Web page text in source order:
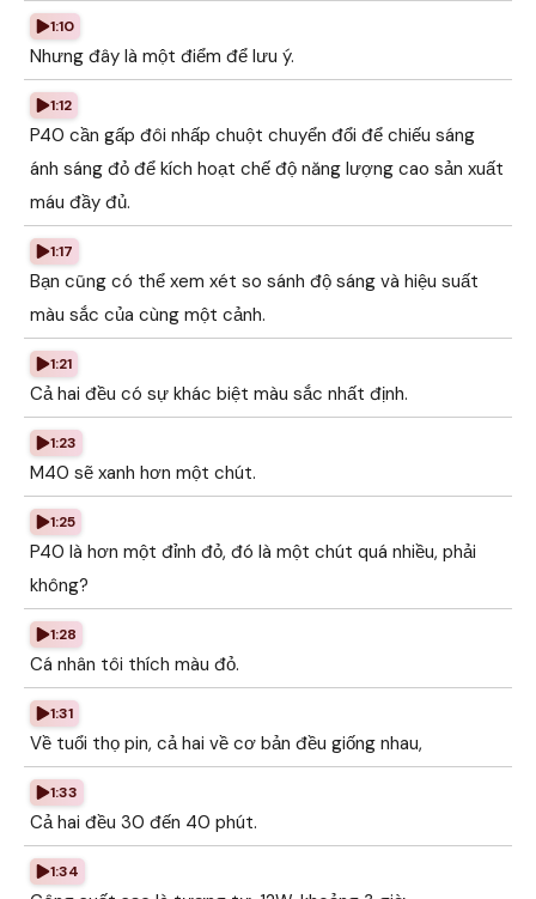
1:10
Nhưng đây là một điểm để lưu ý.
1:12
P40 cần gấp đôi nhấp chuột chuyển đổi để chiếu sáng
ánh sáng đỏ để kích hoạt chế độ năng lượng cao sản xuất
máu đầy đủ.
1:17
Bạn cũng có thể xem xét so sánh độ sáng và hiệu suất
màu sắc của cùng một cảnh.
1:21
Cả hai đều có sự khác biệt màu sắc nhất định.
1:23
M40 sẽ xanh hơn một chút.
1:25
P40 là hơn một đỉnh đỏ, đó là một chút quá nhiều, phải
không?
1:28
Cá nhân tôi thích màu đỏ.
1:31
Về tuổi thọ pin, cả hai về cơ bản đều giống nhau,
1:33
Cả hai đều 30 đến 40 phút.
1:34